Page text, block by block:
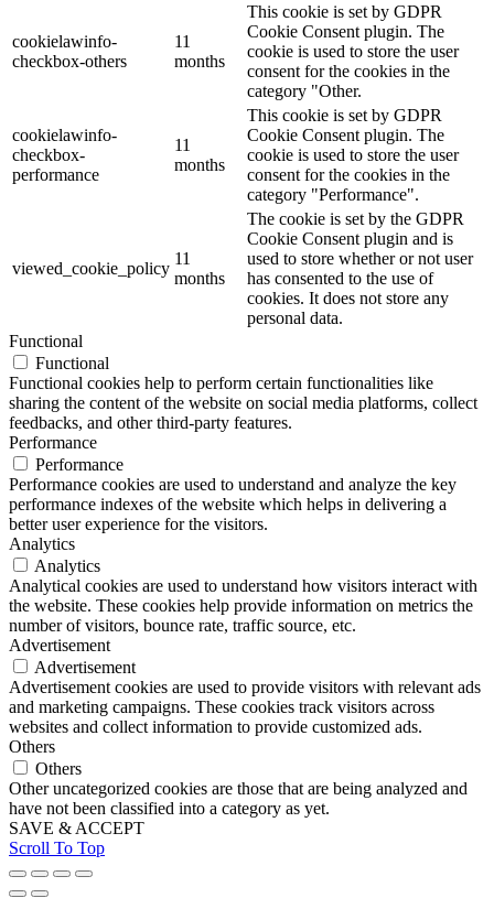
cookielawinfo-
checkbox-others
11
months
This cookie is set by GDPR
Cookie Consent plugin. The
cookie is used to store the user
consent for the cookies in the
category "Other.
cookielawinfo-
checkbox-
performance
11
months
This cookie is set by GDPR
Cookie Consent plugin. The
cookie is used to store the user
consent for the cookies in the
category "Performance".
viewed_cookie_policy
11
months
The cookie is set by the GDPR
Cookie Consent plugin and is
used to store whether or not user
has consented to the use of
cookies. It does not store any
personal data.
Functional
Functional
Functional cookies help to perform certain functionalities like
sharing the content of the website on social media platforms, collect
feedbacks, and other third-party features.
Performance
Performance
Performance cookies are used to understand and analyze the key
performance indexes of the website which helps in delivering a
better user experience for the visitors.
Analytics
Analytics
Analytical cookies are used to understand how visitors interact with
the website. These cookies help provide information on metrics the
number of visitors, bounce rate, traffic source, etc.
Advertisement
Advertisement
Advertisement cookies are used to provide visitors with relevant ads
and marketing campaigns. These cookies track visitors across
websites and collect information to provide customized ads.
Others
Others
Other uncategorized cookies are those that are being analyzed and
have not been classified into a category as yet.
SAVE & ACCEPT
Scroll To Top